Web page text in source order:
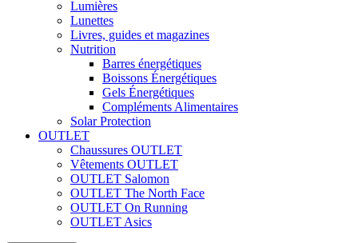
Lumières
Lunettes
Livres, guides et magazines
Nutrition
Barres énergétiques
Boissons Énergétiques
Gels Énergétiques
Compléments Alimentaires
Solar Protection
OUTLET
Chaussures OUTLET
Vêtements OUTLET
OUTLET Salomon
OUTLET The North Face
OUTLET On Running
OUTLET Asics